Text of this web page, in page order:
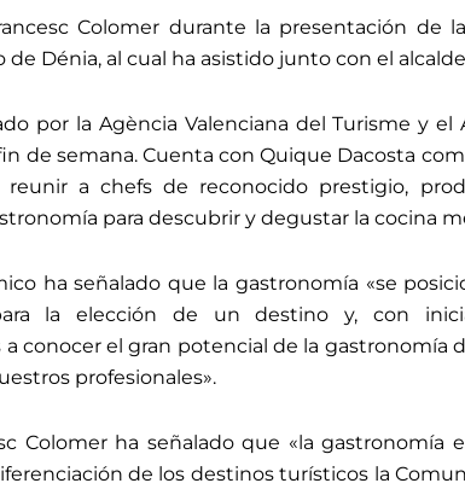
Colomer durante la presentación de
de Dénia, al cual ha asistido junto con el
por la Agència Valenciana del Turisme y
de semana. Cuenta con Quique Dacosta
a chefs de reconocido prestigio,
para descubrir y degustar la cocina
ha señalado que la gastronomía «se
la elección de un destino y, con
conocer el gran potencial de la gastronomía
profesionales».
Colomer ha señalado que «la gastronomía
de los destinos turísticos la